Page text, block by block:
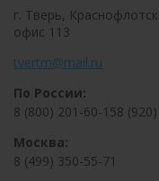
г. Тверь,
офис 113
tvertm@mail.ru
По России:
8 (800) 201-60-158
Москва:
8 (499) 350-55-71